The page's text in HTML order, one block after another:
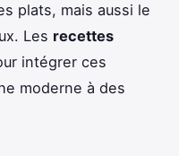
plats, mais aussi le
Les recettes
intégrer ces
moderne à des